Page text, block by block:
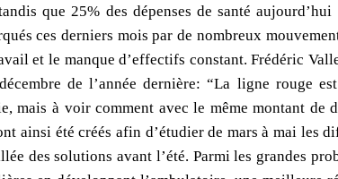
que 25% des dépenses de santé
ces derniers mois par de nombreux
et le manque d’effectifs constant. Frédéric
de l’année dernière: “La ligne rouge
mais à voir comment avec le même montant
ainsi été créés afin d’étudier de mars à mai les
des solutions avant l’été. Parmi les grandes